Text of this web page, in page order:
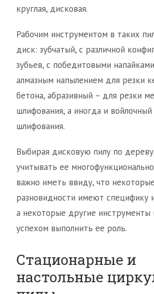
круглая, дисковая.
Рабочим инструментом в таких
диск: зубчатый, с различной
зубьев, с победитовыми
алмазным напылением для резки
бетона, абразивный – для резки
шлифования, а иногда и
шлифования.
Выбирая дисковую пилу по
учитывать ее
важно иметь ввиду, что
разновидности имеют специфику
а некоторые другие инструменты
успехом выполнить ее роль.
Стационарные и
настольные